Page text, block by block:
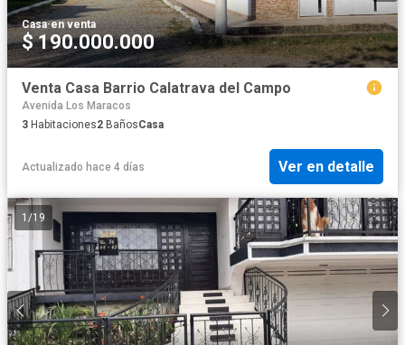
Casa·en venta
$ 190.000.000
Venta Casa Barrio Calatrava del Campo
Avenida Los Maracos
3 Habitaciones2 BañosCasa
Actualizado hace 4 días Ver en detalle
1 /19